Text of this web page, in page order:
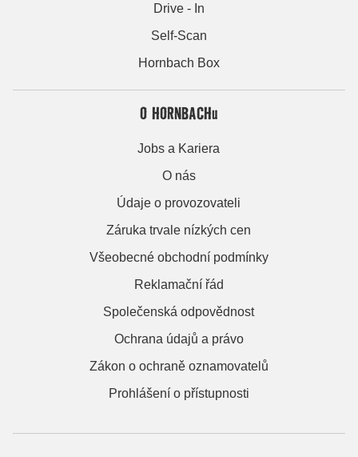
Drive - In
Self-Scan
Hornbach Box
O HORNBACHu
Jobs a Kariera
O nás
Údaje o provozovateli
Záruka trvale nízkých cen
Všeobecné obchodní podmínky
Reklamační řád
Společenská odpovědnost
Ochrana údajů a právo
Zákon o ochraně oznamovatelů
Prohlášení o přístupnosti